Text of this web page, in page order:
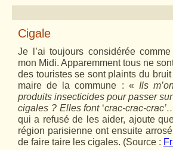
Cigale
Je l’ai toujours considérée
mon Midi. Apparemment tous ne
des touristes se sont plaints du
maire de la commune : « Ils
produits insecticides pour passer
cigales ? Elles font‘crac-crac-
qui a refusé de les aider, ajoute
région parisienne ont ensuite
de faire taire les cigales. (Source :